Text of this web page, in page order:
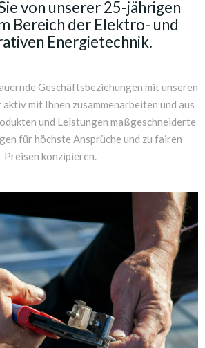
von unserer 25-jährigen
Bereich der Elektro- und
Energietechnik.
Geschäftsbeziehungen mit unseren
aktiv mit Ihnen zusammenarbeiten und aus
und Leistungen maßgeschneiderte
für höchste Ansprüche und zu fairen
Preisen konzipieren.